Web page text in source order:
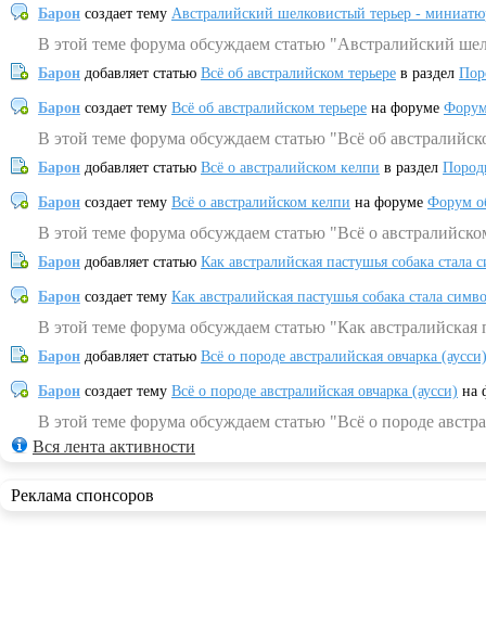
Барон создает тему Австралийский шелковистый терьер -
В этой теме форума обсуждаем статью "Австралийский
Барон добавляет статью Всё об австралийском терьере в раздел
Барон создает тему Всё об австралийском терьере на форуме
В этой теме форума обсуждаем статью "Всё об
Барон добавляет статью Всё о австралийском келпи в раздел
Барон создает тему Всё о австралийском келпи на форуме Форум
В этой теме форума обсуждаем статью "Всё о
Барон добавляет статью Как австралийская пастушья собака
Барон создает тему Как австралийская пастушья собака стала
В этой теме форума обсуждаем статью "Как
Барон добавляет статью Всё о породе австралийская овчарка (аусси)
Барон создает тему Всё о породе австралийская овчарка (аусси) на
В этой теме форума обсуждаем статью "Всё о породе
Вся лента активности
Реклама спонсоров